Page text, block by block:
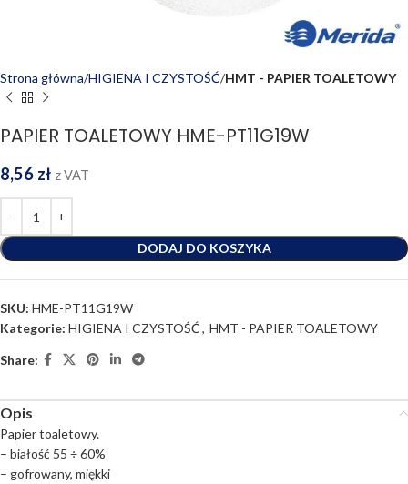
Strona główna HIGIENA I CZYSTOŚĆ HMT - PAPIER TOALETOWY
PAPIER TOALETOWY HME-PT11G19W
8,56 zł z VAT
DODAJ DO KOSZYKA
SKU: HME-PT11G19W
Kategorie: HIGIENA I CZYSTOŚĆ, HMT - PAPIER TOALETOWY
Share:
Opis
Papier toaletowy.
– białość 55 ÷ 60%
– gofrowany, miękki